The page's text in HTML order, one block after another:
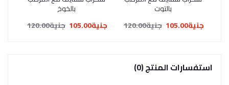
بالتوت
جنية105.00
جنية120.00
بالخوخ
جنية105.00
جنية120.00
استفسارات المنتج (0)